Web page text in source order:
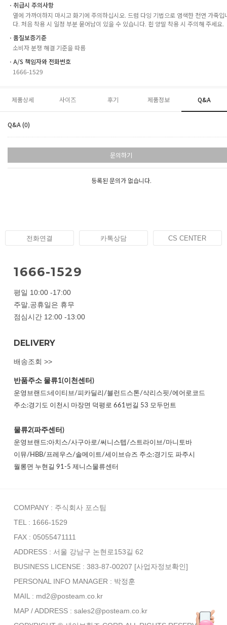
ㆍ취급시 주의사항
열에 가까이하지 마시고 화기에 주의하십시오. 드럼 다잉 기법으로 염색한 천연 가죽입
다. 처음 착용 시 일정 부분 묻어남이 있을 수 있습니다. 흰 양말 착용 시 주의해 주세요.
ㆍ품질보증기준
소비자 분쟁 해결 기준을 따름
ㆍA/S 책임자와 전화번호
1666-1529
제품상세 사이즈 후기 제품정보 Q&A
Q&A (0)
문의하기
등록된 문의가 없습니다.
전화연결 카톡상담 CS CENTER
1666-1529
평일 10:00 -17:00
주말,공휴일은 휴무
점심시간 12:00 -13:00
DELIVERY
배송조회 >>
반품주소 물류1(이천센터)
운영브랜드:네이티브/피카딜리/블런드스톤/삭리스핏/에어로코드
주소:경기도 이천시 마장면 덕평로 661번길 53 모두먼트
물류2(파주센터)
운영브랜드:아치스/사구아로/써니스텝/스트라이브/마니토바
이뮤/HBB/프레우스/솔메이트/세이브슈즈 주소:경기도 파주시
월롱면 누현길 91-5 제니스물류센터
COMPANY : 주식회사 포스팀
TEL : 1666-1529
FAX : 05055471111
ADDRESS : 서울 강남구 논현로153길 62
BUSINESS LICENSE : 383-87-00207 [사업자정보확인]
PERSONAL INFO MANAGER : 박정훈
MAIL : md2@posteam.co.kr
MAP / ADDRESS : sales2@posteam.co.kr